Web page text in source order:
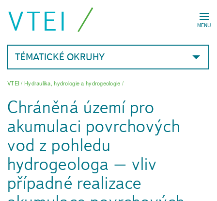
MENU
VTEI
TÉMATICKÉ OKRUHY
VTEI/ Hydraulika, hydrologie a hydrogeologie /
Chráněná území pro
akumulaci povrchových
vod z pohledu
hydrogeologa – vliv
případné realizace